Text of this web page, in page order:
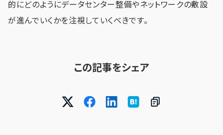
的にどのようにデータセンター整備やネットワークの敷設
が進んでいくかを注視していくべきです。
この記事をシェア